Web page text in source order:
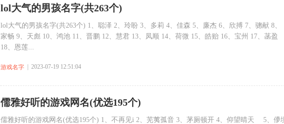
​lol大气的男孩名字(共263个)
lol大气的男孩名字(共263个) 1、聪泽 2、玲盼 3、多莉 4、佳森 5、廉杰 6、欣搏 7、骢献 8、
家畅 9、天彪 10、鸿池 11、晋鹏 12、慧君 13、凤顺 14、荷微 15、皓贻 16、宝州 17、菡盈
18、恩莲...
游戏名字 | 2023-07-19 12:51:04
​儒雅好听的游戏网名(优选195个)
儒雅好听的游戏网名(优选195个) 1、不再见i 2、芜荑孤音 3、茅厕顿开 4、仰望晴天ゞ 5、儚